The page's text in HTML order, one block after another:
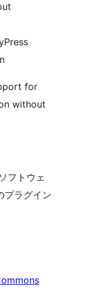
for
without
フトウェ
プラグイン